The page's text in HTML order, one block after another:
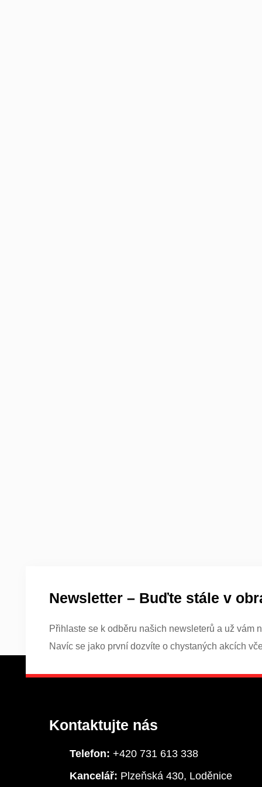
Newsletter – Buďte stále v
Přihlaste se k odběru našich newsleterů a už vám
Navíc se jako první dozvíte o chystaných akcích
Kontaktujte nás
Telefon: +420 731 613 338
Kancelář: Plzeňská 430, Loděnice